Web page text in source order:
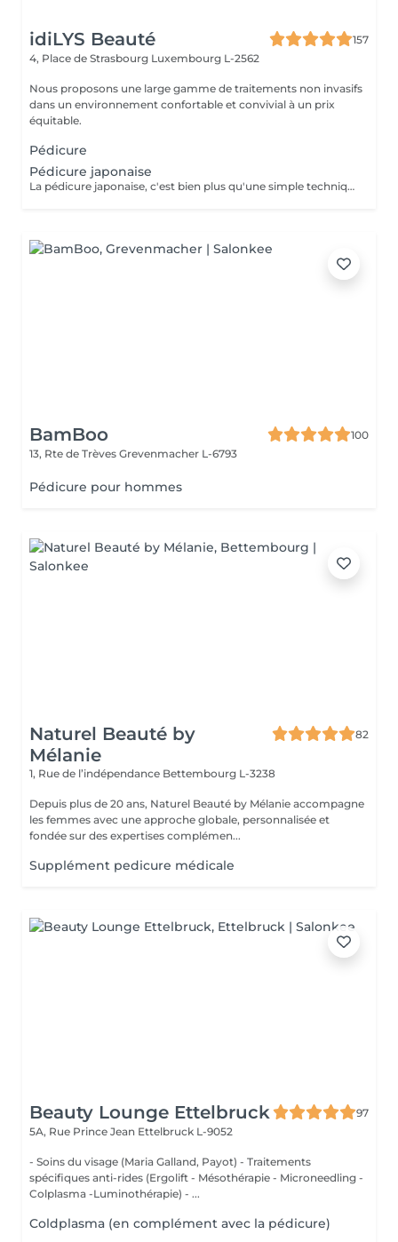
idiLYS Beauté
157
4, Place de Strasbourg Luxembourg L-2562
Nous proposons une large gamme de traitements non invasifs
dans un environnement confortable et convivial à un prix
équitable.
Pédicure
Pédicure japonaise
La pédicure japonaise, c'est bien plus qu'une simple technique de soin des ongles. Le but, c'est vraiment de redonner de l'éclat et de la vitalité aux ongles. Des ingrédients naturels sont utilisés pour chouchouter les ongles et mettre en valeur leur beauté innée : - on nourrit et on renforce les ongles avec des produits comme la cire d'abeille, le lait de riz et le soja. - on utilise des outils spécifiques et des techniques toutes douces, comme un polissage délicat et l'application de pâtes riches en nutriments.
BamBoo
100
13, Rte de Trèves Grevenmacher L-6793
Pédicure pour hommes
Naturel Beauté by
Mélanie
82
1, Rue de l’indépendance Bettembourg L-3238
Depuis plus de 20 ans, Naturel Beauté by Mélanie accompagne
les femmes avec une approche globale, personnalisée et
fondée sur des expertises complémen...
Supplément pedicure médicale
Beauty Lounge Ettelbruck
97
5A, Rue Prince Jean Ettelbruck L-9052
- Soins du visage (Maria Galland, Payot) - Traitements
spécifiques anti-rides (Ergolift - Mésothérapie - Microneedling -
Colplasma -Luminothérapie) - ...
Coldplasma (en complément avec la pédicure)